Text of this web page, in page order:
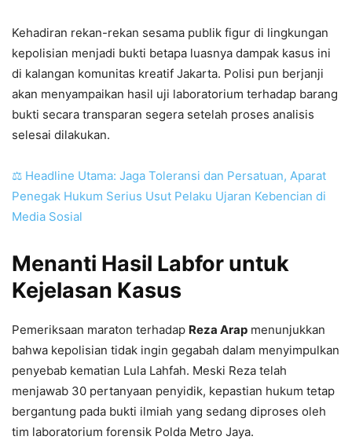
Kehadiran rekan-rekan sesama publik figur di lingkungan
kepolisian menjadi bukti betapa luasnya dampak kasus ini
di kalangan komunitas kreatif Jakarta. Polisi pun berjanji
akan menyampaikan hasil uji laboratorium terhadap barang
bukti secara transparan segera setelah proses analisis
selesai dilakukan.
⚖️ Headline Utama: Jaga Toleransi dan Persatuan, Aparat
Penegak Hukum Serius Usut Pelaku Ujaran Kebencian di
Media Sosial
Menanti Hasil Labfor untuk
Kejelasan Kasus
Pemeriksaan maraton terhadap Reza Arap menunjukkan
bahwa kepolisian tidak ingin gegabah dalam menyimpulkan
penyebab kematian Lula Lahfah. Meski Reza telah
menjawab 30 pertanyaan penyidik, kepastian hukum tetap
bergantung pada bukti ilmiah yang sedang diproses oleh
tim laboratorium forensik Polda Metro Jaya.